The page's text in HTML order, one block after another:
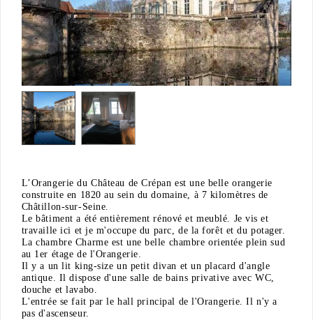
L’Orangerie du Château de Crépan est une belle orangerie
construite en 1820 au sein du domaine, à 7 kilomètres de
Châtillon-sur-Seine.
Le bâtiment a été entièrement rénové et meublé. Je vis et
travaille ici et je m'occupe du parc, de la forêt et du potager.
La chambre Charme est une belle chambre orientée plein sud
au 1er étage de l'Orangerie.
Il y a un lit king-size un petit divan et un placard d'angle
antique. Il dispose d'une salle de bains privative avec WC,
douche et lavabo.
L'entrée se fait par le hall principal de l'Orangerie. Il n'y a
pas d'ascenseur.